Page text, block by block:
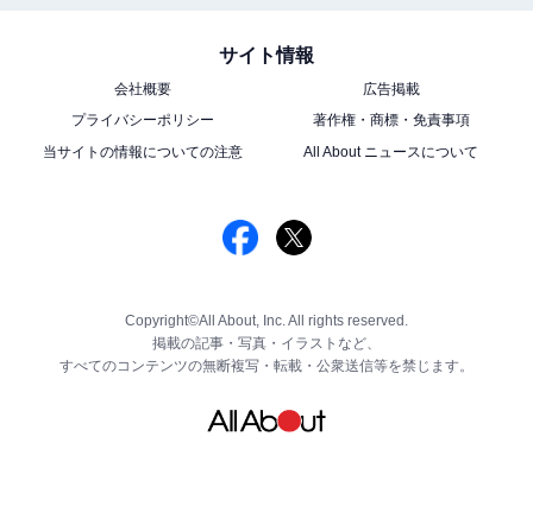
サイト情報
会社概要
広告掲載
プライバシーポリシー
著作権・商標・免責事項
当サイトの情報についての注意
All About ニュースについて
Copyright©All About, Inc. All rights reserved.
掲載の記事・写真・イラストなど、
すべてのコンテンツの無断複写・転載・公衆送信等を禁じます。